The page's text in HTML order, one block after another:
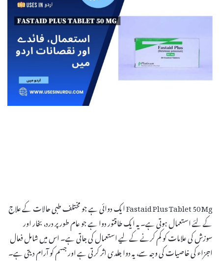
Fastaid Plus Tablet 50 Mg ایک دوائی ہے جو مختلف طبی حالات کے علاج
کے لئے استعمال ہوتی ہے۔ یہ ایک طاقتور دوا ہے جو عام طور پر درد، بخار اور
سوزش کی علامات کو کم کرنے کے لیے استعمال کی جاتی ہے۔ اس میں شامل فعال
اجزاء کی خاصیات کی وجہ سے، یہ دوا جلدی اثر کرتی ہے اور جسم کو آرام دیتی ہے۔